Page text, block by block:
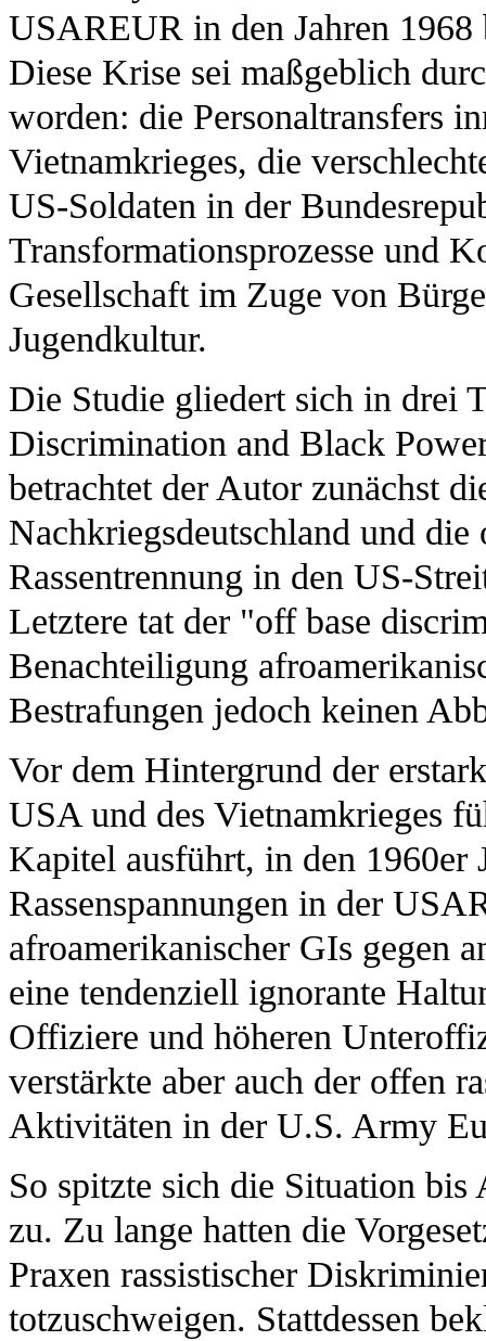
USAREUR in den Jahren 1968
Diese Krise sei maßgeblich
worden: die Personaltransfers
Vietnamkrieges, die
US-Soldaten in der
Transformationsprozesse und
Gesellschaft im Zuge von
Jugendkultur.
Die Studie gliedert sich in drei
Discrimination and Black
betrachtet der Autor zunächst
Nachkriegsdeutschland und
Rassentrennung in den US-
Letztere tat der "off base
Benachteiligung
Bestrafungen jedoch keinen
Vor dem Hintergrund der
USA und des Vietnamkrieges
Kapitel ausführt, in den 1960er
Rassenspannungen in der
afroamerikanischer GIs gegen
eine tendenziell ignorante
Offiziere und höheren
verstärkte aber auch der offen
Aktivitäten in der U.S. Army
So spitzte sich die Situation bis
zu. Zu lange hatten die
Praxen rassistischer
totzuschweigen. Stattdessen